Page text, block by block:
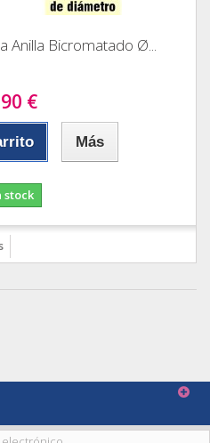
Bicromatado Ø...
€
Más
stock